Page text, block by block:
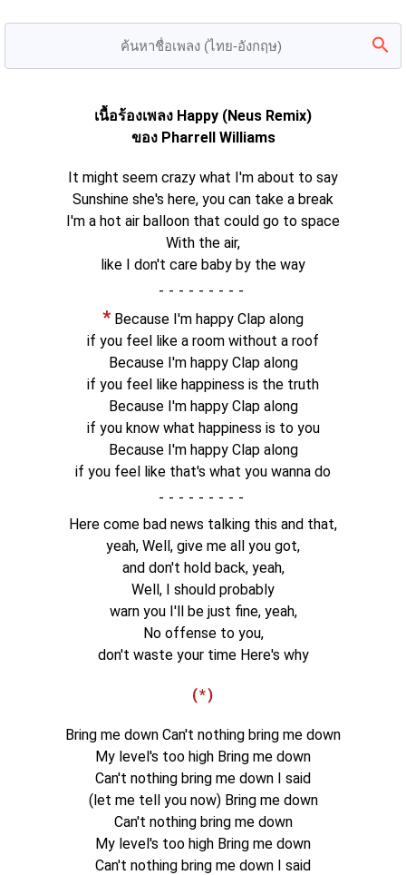
เนื้อร้องเพลง Happy (Neus Remix)
ของ Pharrell Williams
It might seem crazy what I'm about to say
Sunshine she's here, you can take a break
I'm a hot air balloon that could go to space
With the air,
like I don't care baby by the way
-
* Because I'm happy Clap along
if you feel like a room without a roof
Because I'm happy Clap along
if you feel like happiness is the truth
Because I'm happy Clap along
if you know what happiness is to you
Because I'm happy Clap along
if you feel like that's what you wanna do
-
Here come bad news talking this and that,
yeah, Well, give me all you got,
and don't hold back, yeah,
Well, I should probably
warn you I'll be just fine, yeah,
No offense to you,
don't waste your time Here's why
(*)
Bring me down Can't nothing bring me down
My level's too high Bring me down
Can't nothing bring me down I said
(let me tell you now) Bring me down
Can't nothing bring me down
My level's too high Bring me down
Can't nothing bring me down I said